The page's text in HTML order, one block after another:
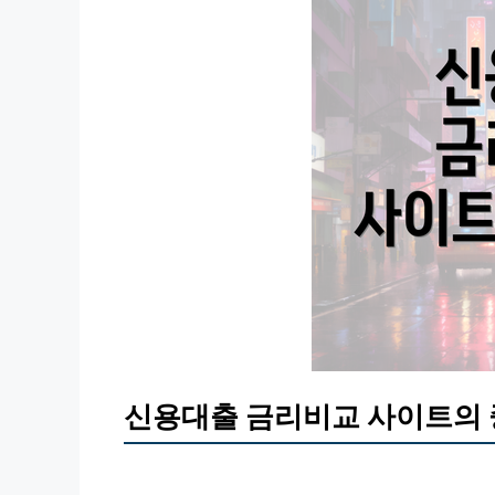
신용대출 금리비교 사이트의